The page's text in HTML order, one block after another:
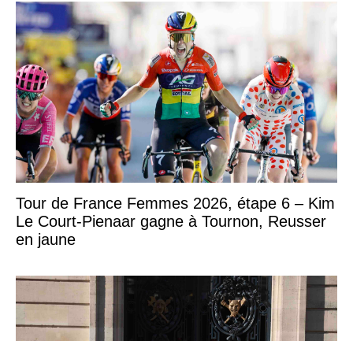
Tour de France Femmes 2026, étape 6 – Kim
Le Court-Pienaar gagne à Tournon, Reusser
en jaune